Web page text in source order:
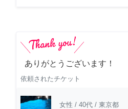
ありがとうございます！
依頼されたチケット
女性 / 40代 / 東京都